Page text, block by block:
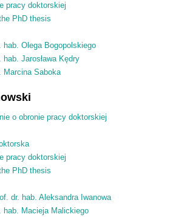
pracy doktorskiej
PhD thesis
hab. Olega Bogopolskiego
hab. Jarosława Kędry
Marcina Saboka
o obronie pracy doktorskiej
pracy doktorskiej
PhD thesis
dr. hab. Aleksandra Iwanowa
hab. Macieja Malickiego